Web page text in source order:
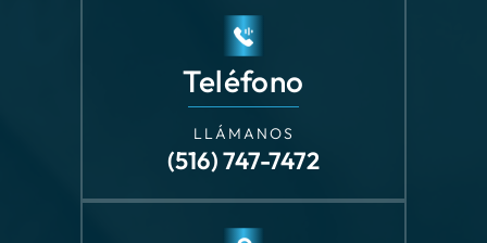
LLÁMANOS
(516) 747-7472
Oficina de
Stamford